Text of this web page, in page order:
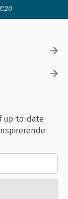
up-to-date